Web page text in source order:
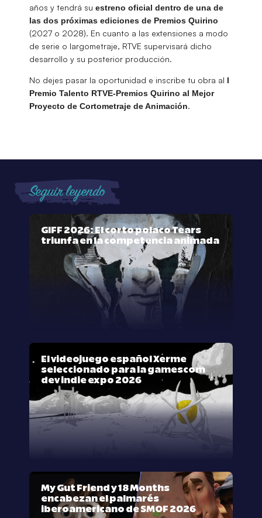
años y tendrá su estreno oficial dentro de una de
las dos próximas ediciones de Premios Quirino
(2027 o 2028). En cuanto a las extensiones a modo
de serie o largometraje, RTVE supervisará dicho
desarrollo y su posterior producción.
No dejes pasar la oportunidad e inscribe tu obra al I
Premio Talento RTVE-Premios Quirino al Mejor
Proyecto de Cortometraje de Animación.
Seguir leyendo
GIFF 2026: El corto polaco Tears
triunfa en la competencia animada
El videojuego español Xerme
seleccionado para la gamescom
dev indie expo 2026
My Gut Friend y 18 Months
encabezan el palmarés
iberoamericano de SMOF 2026